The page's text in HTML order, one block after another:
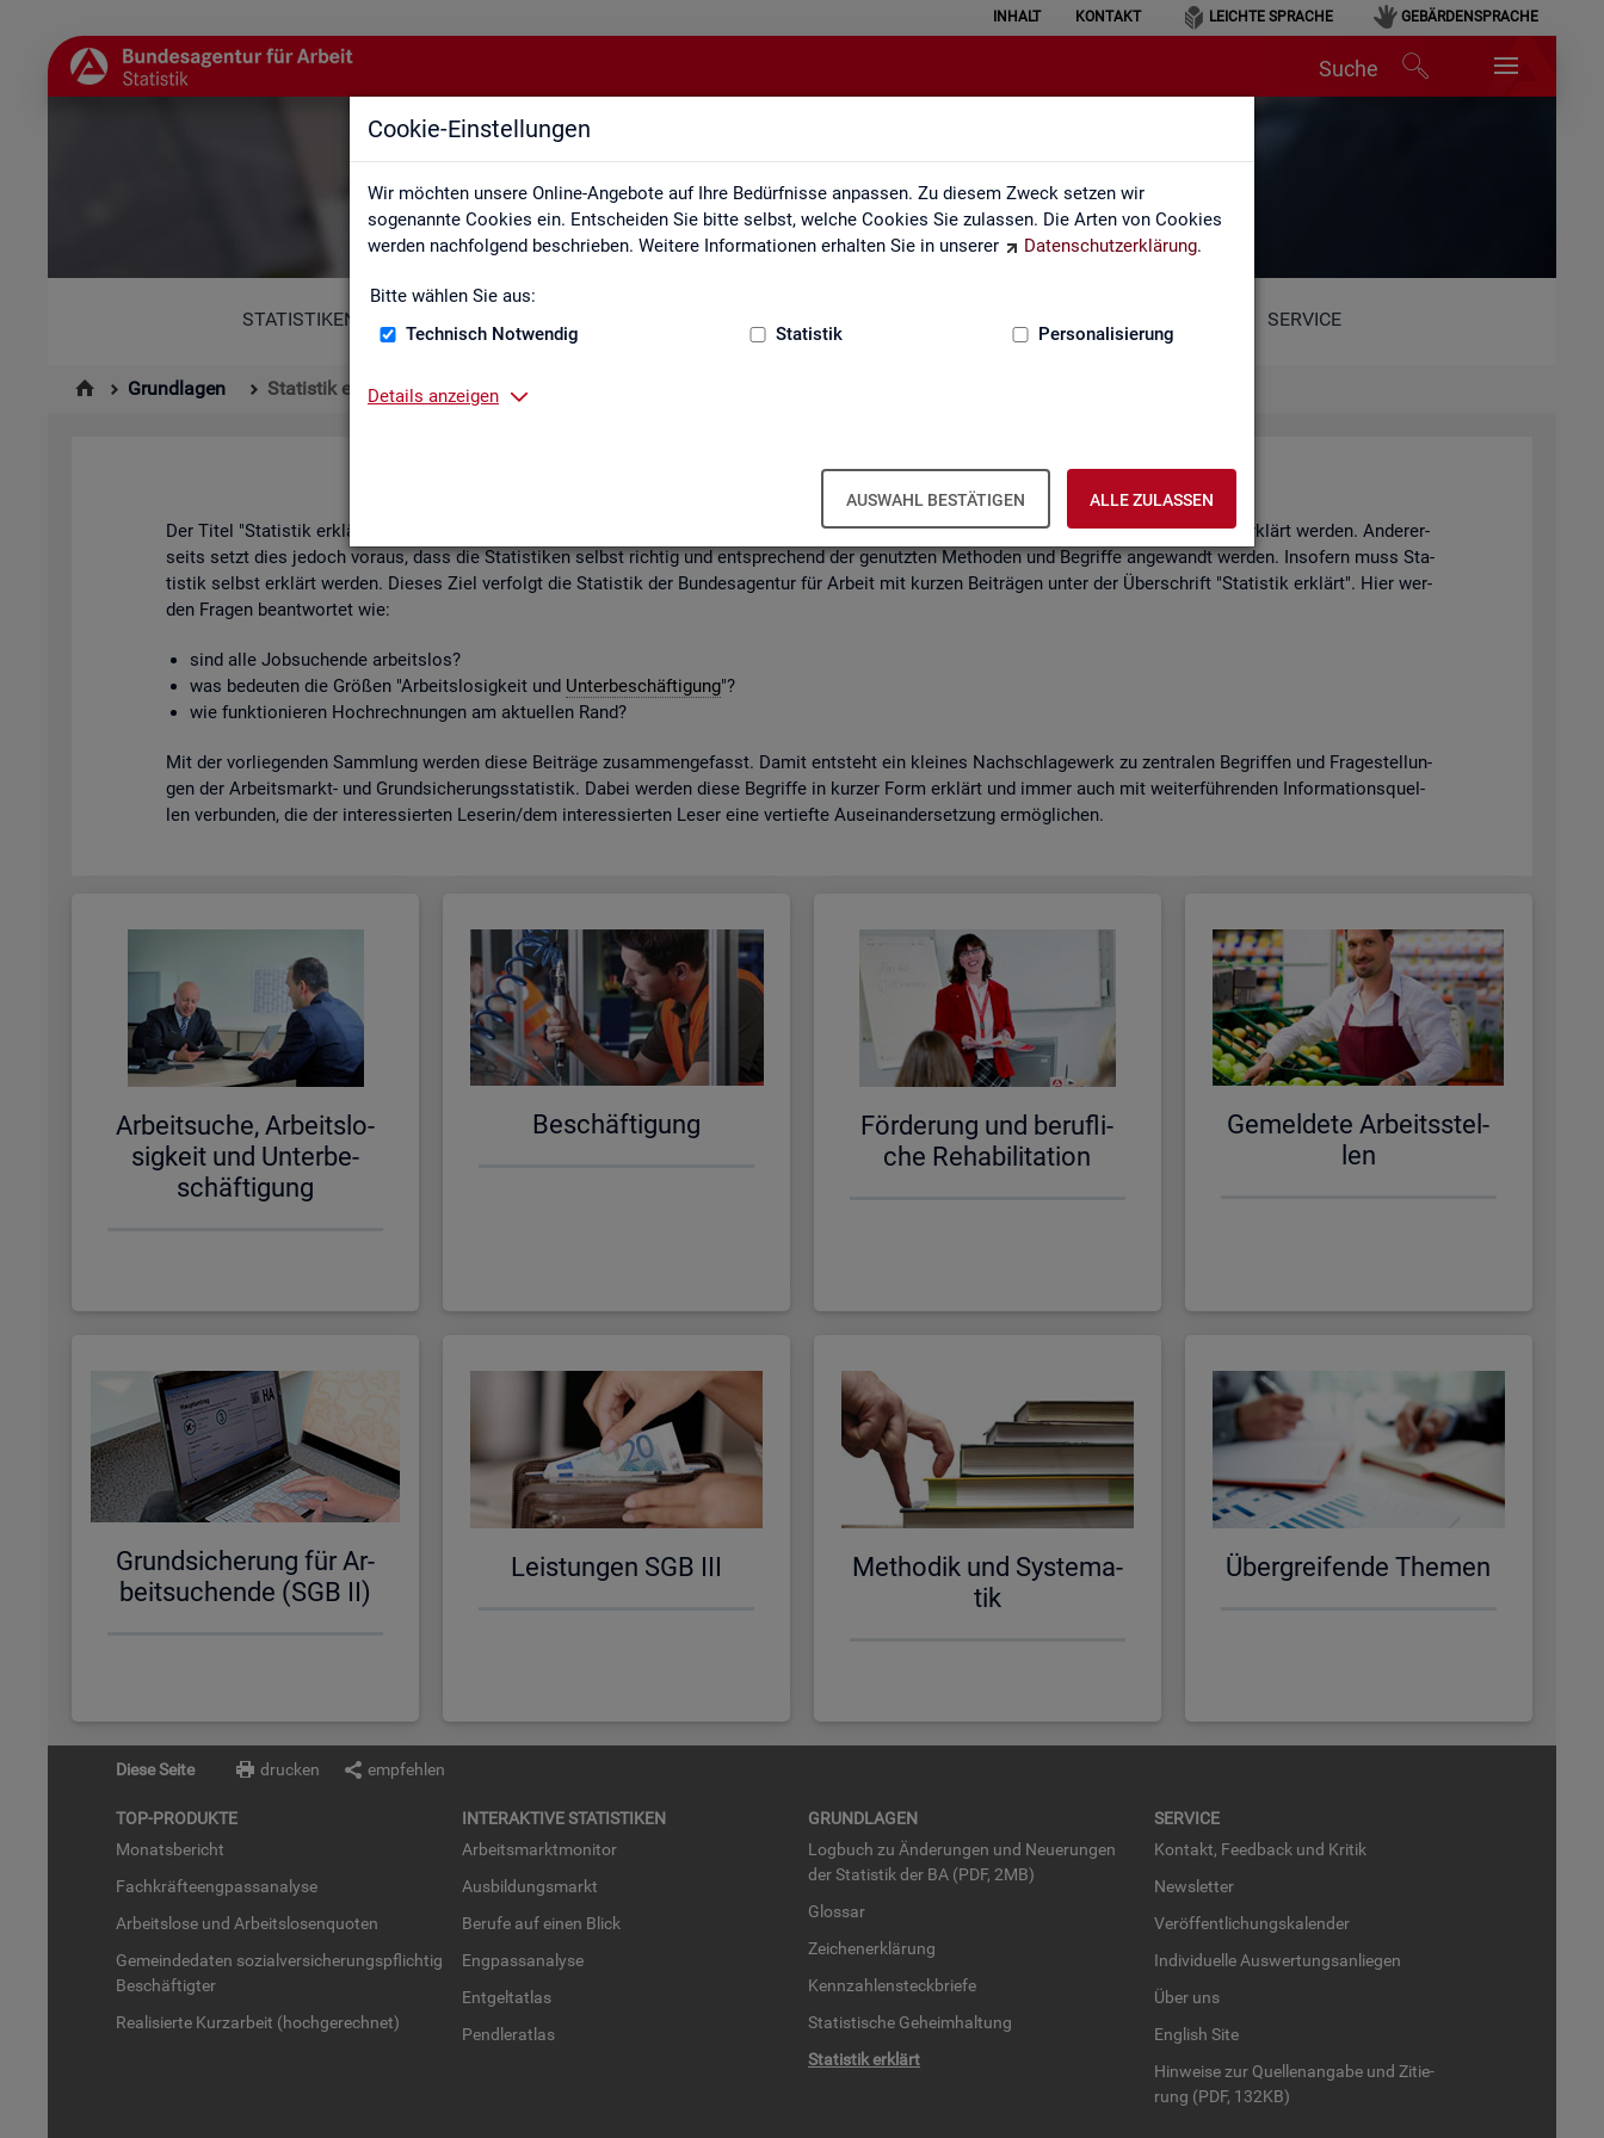
Cookie-Einstellungen
Wir möchten unsere Online-Angebote auf Ihre Bedürfnisse anpassen. Zu diesem Zweck setzen wir
sogenannte Cookies ein. Entscheiden Sie bitte selbst, welche Cookies Sie zulassen. Die Arten von Cookies
werden nachfolgend beschrieben. Weitere Informationen erhalten Sie in unserer
Datenschutzerklärung.
Bitte wählen Sie aus:
Technisch Notwendig
Statistik Personalisierung
Details anzeigen
AUSWAHL BESTÄTIGEN ALLE ZULASSEN
INHALT KONTAKT LEICHTE SPRACHE GEBÄRDENSPRACHE
Suche
Statistik erklärt
STATISTIKEN SERVICE
Grundlagen Statistik erklärt
Sta­tis­tik er­klärt
Der Titel "Sta­tis­tik er­klärt" kann in zwei­er­lei Weise ver­stan­den wer­den. Ei­ner­seits kön­nen mit sta­tis­ti­schen In­for­ma­tio­nen Sach­ver­hal­te er­klärt wer­den. An­de­rer­
seits setzt dies je­doch vor­aus, dass die Sta­tis­ti­ken selbst rich­tig und ent­spre­chend der ge­nutz­ten Me­tho­den und Be­grif­fe an­ge­wandt wer­den. In­so­fern muss Sta­
tis­tik selbst er­klärt wer­den. Die­ses Ziel ver­folgt die Sta­tis­tik der Bun­des­agen­tur für Ar­beit mit kur­zen Bei­trä­gen unter der Über­schrift "Sta­tis­tik er­klärt". Hier wer­
den Fra­gen be­ant­wor­tet wie:
sind alle Job­su­chen­de ar­beits­los?
was be­deu­ten die Grö­ßen "Ar­beits­lo­sig­keit und Un­ter­be­schäf­ti­gung"?
wie funk­tio­nie­ren Hoch­rech­nun­gen am ak­tu­el­len Rand?
Mit der vor­lie­gen­den Samm­lung wer­den diese Bei­trä­ge zu­sam­men­ge­fasst. Damit ent­steht ein klei­nes Nach­schla­ge­werk zu zen­tra­len Be­grif­fen und Fra­ge­stel­lun­
gen der Ar­beits­markt- und Grund­si­che­rungs­sta­tis­tik. Dabei wer­den diese Be­grif­fe in kur­zer Form er­klärt und immer auch mit wei­ter­füh­ren­den In­for­ma­ti­ons­quel­
len ver­bun­den, die der in­ter­es­sier­ten Le­se­rin/dem in­ter­es­sier­ten Leser eine ver­tief­te Aus­ein­an­der­set­zung er­mög­li­chen.
Ar­beit­su­che, Ar­beits­lo­
sig­keit und Un­ter­be­
schäf­ti­gung
Be­schäf­ti­gung
För­de­rung und be­ruf­li­
che Re­ha­bi­li­ta­ti­on
Ge­mel­de­te Ar­beits­stel­
len
Grund­si­che­rung für Ar­
beit­su­chen­de (SGB II)
Leis­tun­gen SGB III
Me­tho­dik und Sys­te­ma­
tik
Über­grei­fen­de The­men
Diese Seite drucken empfehlen
TOP-PRO­DUK­TE
Mo­nats­be­richt
Fach­kräf­te­eng­pass­ana­ly­se
Ar­beits­lo­se und Ar­beits­lo­sen­quo­ten
Ge­mein­de­da­ten so­zi­al­ver­si­che­rungs­pflich­tig
Be­schäf­tig­ter
Rea­li­sier­te Kurz­ar­beit (hoch­ge­rech­net)
IN­TER­AK­TI­VE STA­TIS­TI­KEN
Ar­beits­markt­mo­ni­tor
Aus­bil­dungs­markt
Be­ru­fe auf einen Blick
Eng­pass­ana­ly­se
Ent­gel­t­at­las
Pend­ler­at­las
GRUND­LA­GEN
Log­buch zu Än­de­run­gen und Neue­run­gen
der Sta­tis­tik der BA (PDF, 2MB)
Glos­sar
Zei­chen­er­klä­rung
Kenn­zah­len­steck­brie­fe
Sta­tis­ti­sche Ge­heim­hal­tung
Sta­tis­tik er­klärt
SER­VICE
Kon­takt, Feed­back und Kri­tik
News­let­ter
Ver­öf­fent­li­chungs­ka­len­der
In­di­vi­du­el­le Aus­wer­tungs­an­lie­gen
Über uns
English Site
Hin­wei­se zur Quel­len­an­ga­be und Zi­tie­
rung (PDF, 132KB)